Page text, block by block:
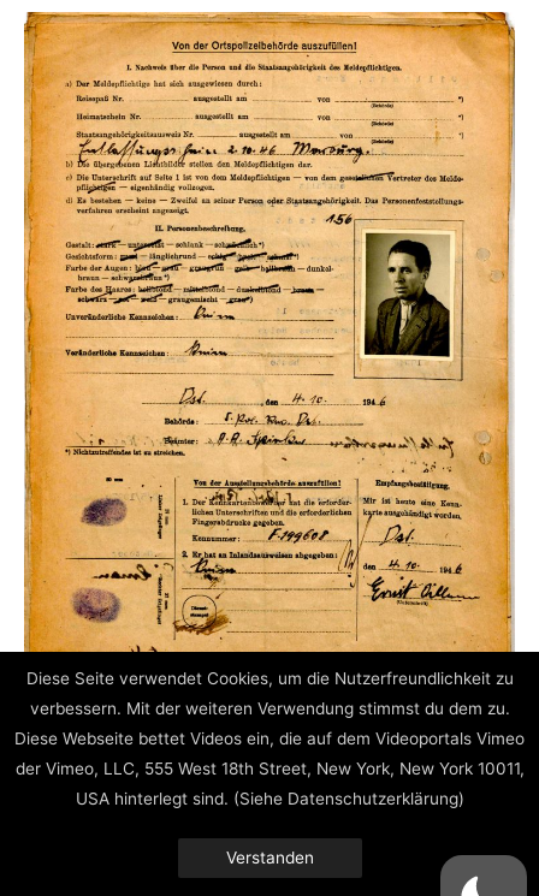
← zurück weiter →
Impressum // Datenschutz
Diese Seite verwendet Cookies, um die Nutzerfreundlichkeit zu
verbessern. Mit der weiteren Verwendung stimmst du dem zu.
Diese Webseite bettet Videos ein, die auf dem Videoportals Vimeo
der Vimeo, LLC, 555 West 18th Street, New York, New York 10011,
USA hinterlegt sind. (Siehe Datenschutzerklärung)
Verstanden